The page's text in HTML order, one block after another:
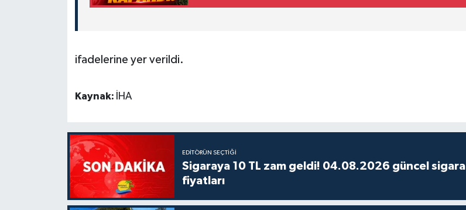
ifadelerine yer verildi.
Kaynak: İHA
EDITÖRÜN SEÇTIĞI
Sigaraya 10 TL zam geldi! 04.08.2026 güncel sigara
fiyatları